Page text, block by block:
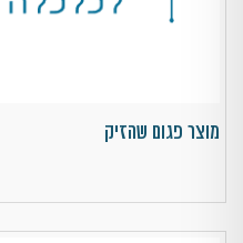
מוצר פגום שהזיק